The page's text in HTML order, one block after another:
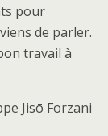
pour
de parler.
travail à
Jisō Forzani